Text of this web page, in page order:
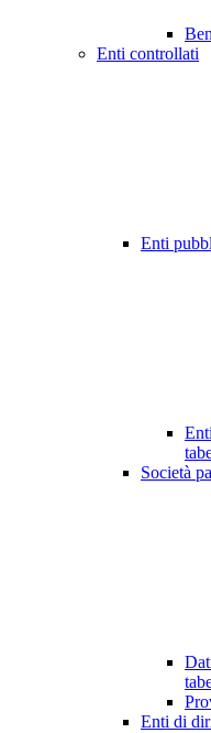
Enti controllati
Enti
Società
Enti di